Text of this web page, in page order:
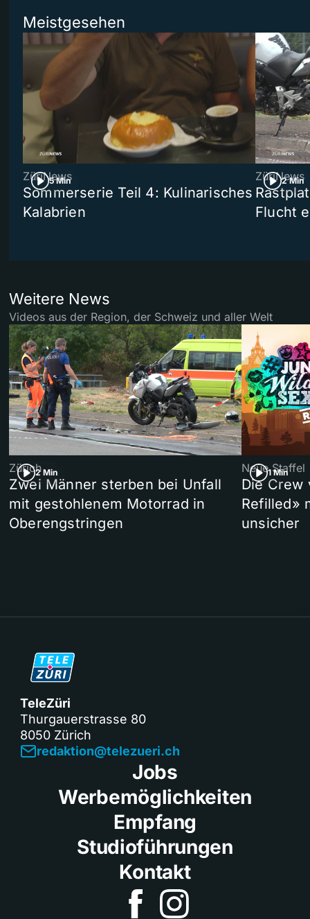
Meistgesehen
5 Min
ZüriNews
Sommerserie Teil 4: Kulinarisches
Kalabrien
2 Min
ZüriNews
Flucht
Weitere News
Videos aus der Region, der Schweiz und aller Welt
2 Min
Zürich
Zwei Männer sterben bei Unfall
mit gestohlenem Motorrad in
Oberengstringen
1 Min
Neue Staffel
Die Crew
Refilled»
unsicher
TeleZüri
Thurgauerstrasse 80
8050 Zürich
redaktion@telezueri.ch
Jobs
Werbemöglichkeiten
Empfang
Studioführungen
Kontakt